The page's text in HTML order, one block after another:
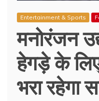
Entertainment & Sports
मनोरंजन
हेगड़े के
भरा रहेगा